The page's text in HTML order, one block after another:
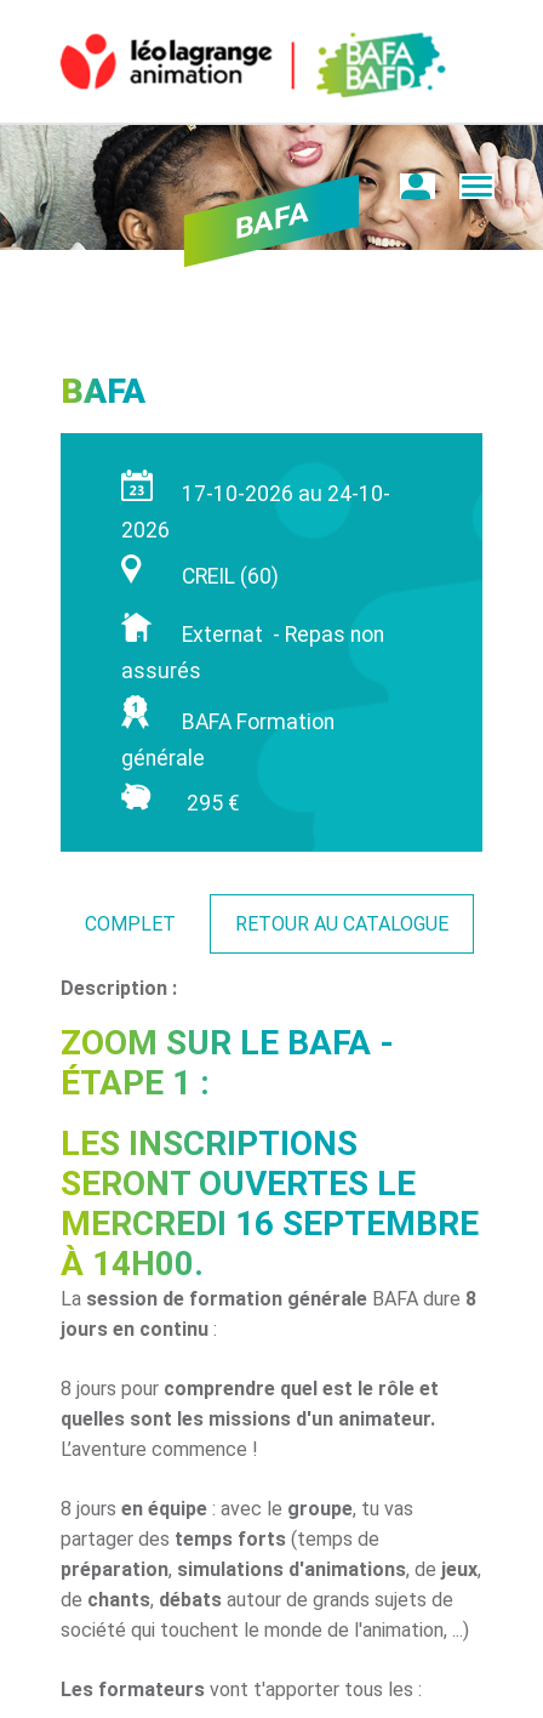
BAFA
BAFA
17-10-2026 au 24-10-
2026
CREIL (60)
Externat - Repas non
assurés
BAFA Formation
générale
295 €
COMPLET RETOUR AU CATALOGUE
Description :
ZOOM SUR LE BAFA -
ÉTAPE 1 :
LES INSCRIPTIONS
SERONT OUVERTES LE
MERCREDI 16 SEPTEMBRE
À 14H00.
La session de formation générale BAFA dure 8
jours en continu :
8 jours pour comprendre quel est le rôle et
quelles sont les missions d'un animateur.
L’aventure commence !
8 jours en équipe : avec le groupe, tu vas
partager des temps forts (temps de
préparation, simulations d'animations, de jeux,
de chants, débats autour de grands sujets de
société qui touchent le monde de l'animation, ...)
Les formateurs vont t'apporter tous les :